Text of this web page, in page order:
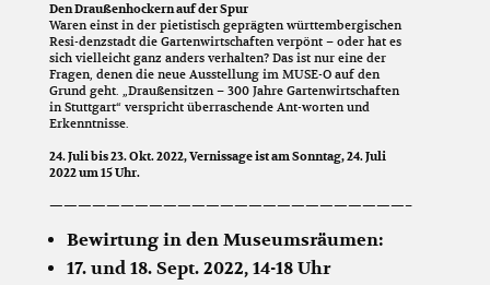
Den Draußenhockern auf der Spur
Waren einst in der pietistisch geprägten württembergischen
Resi-denzstadt die Gartenwirtschaften verpönt – oder hat es
sich vielleicht ganz anders verhalten? Das ist nur eine der
Fragen, denen die neue Ausstellung im MUSE-O auf den
Grund geht. „Draußensitzen – 300 Jahre Gartenwirtschaften
in Stuttgart“ verspricht überraschende Ant-worten und
Erkenntnisse.
24. Juli bis 23. Okt. 2022, Vernissage ist am Sonntag, 24. Juli
2022 um 15 Uhr.
—————————————————————————–
Bewirtung in den Museumsräumen:
17. und 18. Sept. 2022, 14-18 Uhr